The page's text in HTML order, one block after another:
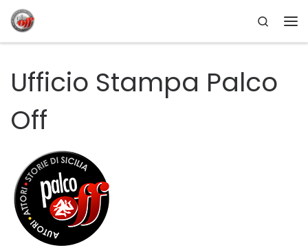
Passa al contenuto
Search
Ufficio Stampa Palco
Off